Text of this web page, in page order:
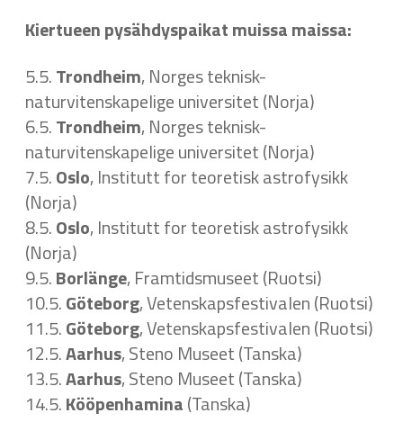
Kiertueen pysähdyspaikat muissa maissa:
5.5.Trondheim, Norges teknisk-
naturvitenskapelige universitet (Norja)
6.5.Trondheim, Norges teknisk-
naturvitenskapelige universitet (Norja)
7.5.Oslo, Institutt for teoretisk astrofysikk
(Norja)
8.5.Oslo, Institutt for teoretisk astrofysikk
(Norja)
9.5.Borlänge, Framtidsmuseet (Ruotsi)
10.5.Göteborg, Vetenskapsfestivalen (Ruotsi)
11.5.Göteborg, Vetenskapsfestivalen (Ruotsi)
12.5.Aarhus, Steno Museet (Tanska)
13.5.Aarhus, Steno Museet (Tanska)
14.5.Kööpenhamina(Tanska)